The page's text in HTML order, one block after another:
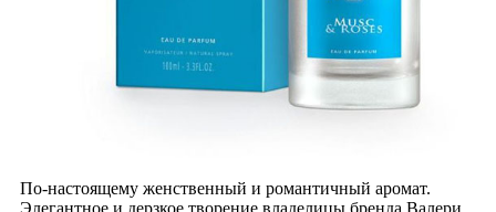
По-настоящему женственный и романтичный аромат.
Элегантное и дерзкое творение владелицы бренда Валери